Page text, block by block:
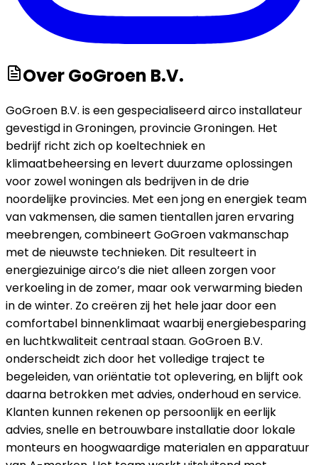
OverGoGroen B.V.
GoGroen B.V. is een gespecialiseerd airco installateur
gevestigd in Groningen, provincie Groningen. Het
bedrijf richt zich op koeltechniek en
klimaatbeheersing en levert duurzame oplossingen
voor zowel woningen als bedrijven in de drie
noordelijke provincies. Met een jong en energiek team
van vakmensen, die samen tientallen jaren ervaring
meebrengen, combineert GoGroen vakmanschap
met de nieuwste technieken. Dit resulteert in
energiezuinige airco’s die niet alleen zorgen voor
verkoeling in de zomer, maar ook verwarming bieden
in de winter. Zo creëren zij het hele jaar door een
comfortabel binnenklimaat waarbij energiebesparing
en luchtkwaliteit centraal staan. GoGroen B.V.
onderscheidt zich door het volledige traject te
begeleiden, van oriëntatie tot oplevering, en blijft ook
daarna betrokken met advies, onderhoud en service.
Klanten kunnen rekenen op persoonlijk en eerlijk
advies, snelle en betrouwbare installatie door lokale
monteurs en hoogwaardige materialen en apparatuur